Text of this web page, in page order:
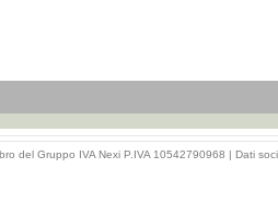
del Gruppo IVA Nexi P.IVA 10542790968 | Dati